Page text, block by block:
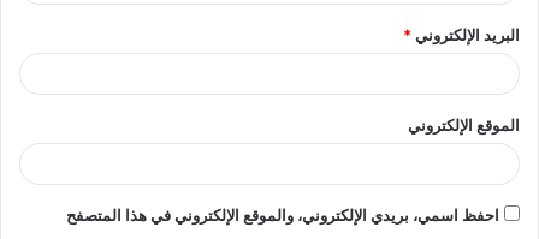
البريد الإلكتروني*
الموقع الإلكتروني
احفظ اسمي، بريدي الإلكتروني، والموقع الإلكتروني في هذا المتصفح